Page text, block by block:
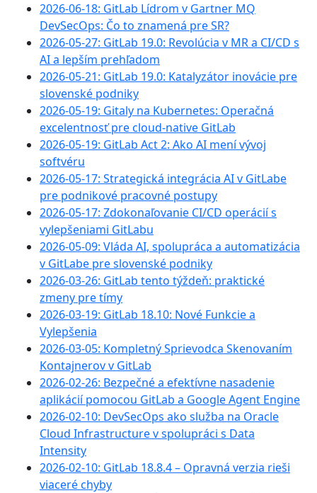
2026-06-18: GitLab Lídrom v Gartner MQ
DevSecOps: Čo to znamená pre SR?
2026-05-27: GitLab 19.0: Revolúcia v MR a CI/CD s
AI a lepším prehľadom
2026-05-21: GitLab 19.0: Katalyzátor inovácie pre
slovenské podniky
2026-05-19: Gitaly na Kubernetes: Operačná
excelentnosť pre cloud-native GitLab
2026-05-19: GitLab Act 2: Ako AI mení vývoj
softvéru
2026-05-17: Strategická integrácia AI v GitLabe
pre podnikové pracovné postupy
2026-05-17: Zdokonaľovanie CI/CD operácií s
vylepšeniami GitLabu
2026-05-09: Vláda AI, spolupráca a automatizácia
v GitLabe pre slovenské podniky
2026-03-26: GitLab tento týždeň: praktické
zmeny pre tímy
2026-03-19: GitLab 18.10: Nové Funkcie a
Vylepšenia
2026-03-05: Kompletný Sprievodca Skenovaním
Kontajnerov v GitLab
2026-02-26: Bezpečné a efektívne nasadenie
aplikácií pomocou GitLab a Google Agent Engine
2026-02-10: DevSecOps ako služba na Oracle
Cloud Infrastructure v spolupráci s Data
Intensity
2026-02-10: GitLab 18.8.4 – Opravná verzia rieši
viaceré chyby